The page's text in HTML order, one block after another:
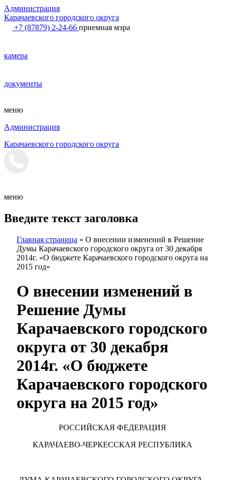
Администрация
Карачаевского городского округа
+7 (87879) 2-24-66 приемная мэра
камера
документы
меню
Администрация
Карачаевского городского округа
меню
Введите текст заголовка
Главная страница » О внесении изменений в Решение
Думы Карачаевского городского округа от 30 декабря
2014г. «О бюджете Карачаевского городского округа на
2015 год»
О внесении изменений в
Решение Думы
Карачаевского городского
округа от 30 декабря
2014г. «О бюджете
Карачаевского городского
округа на 2015 год»
РОССИЙСКАЯ ФЕДЕРАЦИЯ
КАРАЧАЕВО-ЧЕРКЕССКАЯ РЕСПУБЛИКА